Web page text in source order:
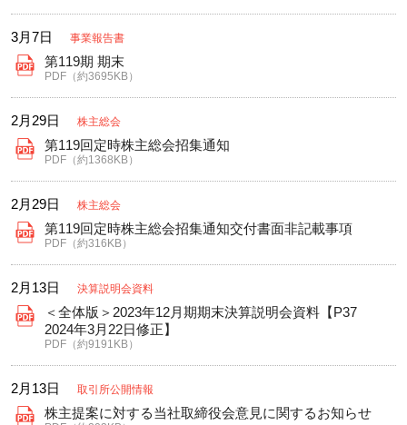
3月7日 事業報告書
第119期 期末
PDF（約3695KB）
2月29日 株主総会
第119回定時株主総会招集通知
PDF（約1368KB）
2月29日 株主総会
第119回定時株主総会招集通知交付書面非記載事項
PDF（約316KB）
2月13日 決算説明会資料
＜全体版＞2023年12月期期末決算説明会資料【P37
2024年3月22日修正】
PDF（約9191KB）
2月13日 取引所公開情報
株主提案に対する当社取締役会意見に関するお知らせ